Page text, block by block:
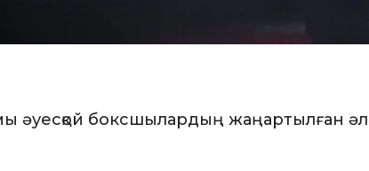
әуесқой боксшылардың жаңартылған